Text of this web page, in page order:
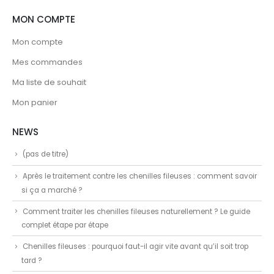
MON COMPTE
Mon compte
Mes commandes
Ma liste de souhait
Mon panier
NEWS
(pas de titre)
Après le traitement contre les chenilles fileuses : comment savoir
si ça a marché ?
Comment traiter les chenilles fileuses naturellement ? Le guide
complet étape par étape
Chenilles fileuses : pourquoi faut-il agir vite avant qu’il soit trop
tard ?